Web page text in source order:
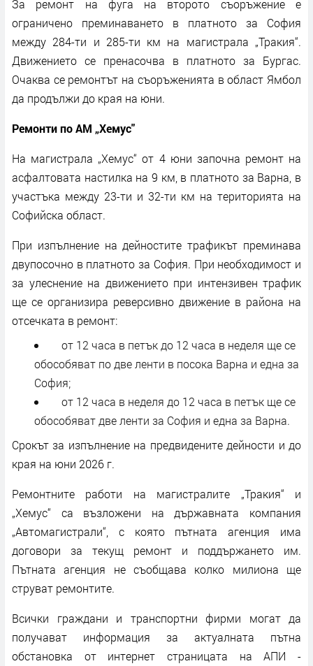
За ремонт на фуга на второто съоръжение е
ограничено преминаването в платното за София
между 284-ти и 285-ти км на магистрала „Тракия“.
Движението се пренасочва в платното за Бургас.
Очаква се ремонтът на съоръженията в област Ямбол
да продължи до края на юни.
Ремонти по АМ „Хемус"
На магистрала „Хемус“ от 4 юни започна ремонт на
асфалтовата настилка на 9 км, в платното за Варна, в
участъка между 23-ти и 32-ти км на територията на
Софийска област.
При изпълнение на дейностите трафикът преминава
двупосочно в платното за София. При необходимост и
за улеснение на движението при интензивен трафик
ще се организира реверсивно движение в района на
отсечката в ремонт:
от 12 часа в петък до 12 часа в неделя ще се
обособяват по две ленти в посока Варна и една за
София;
от 12 часа в неделя до 12 часа в петък ще се
обособяват две ленти за София и една за Варна.
Срокът за изпълнение на предвидените дейности и до
края на юни 2026 г.
Ремонтните работи на магистралите „Тракия“ и
„Хемус“ са възложени на държавната компания
„Автомагистрали“, с която пътната агенция има
договори за текущ ремонт и поддържането им.
Пътната агенция не съобщава колко милиона ще
струват ремонтите.
Всички граждани и транспортни фирми могат да
получават информация за актуалната пътна
обстановка от интернет страницата на АПИ -